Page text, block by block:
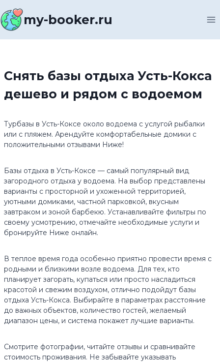
к
содержимомуmy-booker.ru
Снять базы отдыха Усть-Кокса
дешево и рядом с водоемом
Турбазы в Усть-Коксе около водоема с услугой рыбалки
или с пляжем. Арендуйте комфортабельные домики с
положительными отзывами Ниже!
Базы отдыха в Усть-Коксе — самый популярный вид
загородного отдыха у водоема. На выбор представлены
варианты с просторной и ухоженной территорией,
уютными домиками, частной парковкой, вкусным
завтраком и зоной барбекю. Устанавливайте фильтры по
своему усмотрению, отмечайте необходимые услуги и
бронируйте Ниже онлайн.
В теплое время года особенно приятно провести время с
родными и близкими возле водоема. Для тех, кто
планирует загорать, купаться или просто насладиться
красотой и свежим воздухом, отлично подойдут базы
отдыха Усть-Кокса. Выбирайте в параметрах расстояние
до важных объектов, количество гостей, желаемый
диапазон цены, и система покажет лучшие варианты.
Смотрите фотографии, читайте отзывы и сравнивайте
стоимость проживания. Не забывайте указывать